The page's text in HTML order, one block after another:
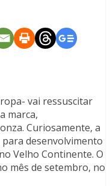
vai ressuscitar
marca,
Curiosamente, a
desenvolvimento
Velho Continente. O
mês de setembro, no